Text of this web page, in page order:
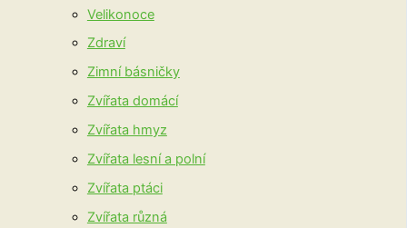
Velikonoce
Zdraví
Zimní básničky
Zvířata domácí
Zvířata hmyz
Zvířata lesní a polní
Zvířata ptáci
Zvířata různá